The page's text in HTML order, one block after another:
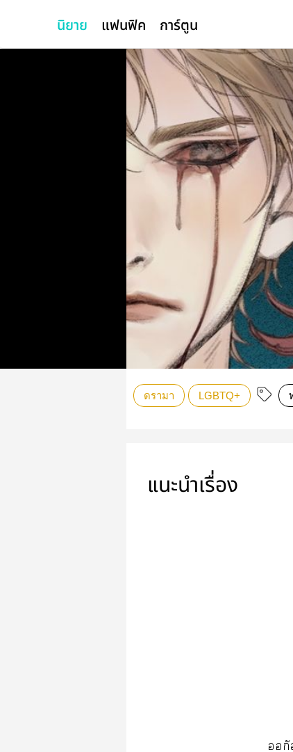
นิยาย แฟนฟิค การ์ตูน
ดรามา LGBTQ+
แนะนำเรื่อง
ออ